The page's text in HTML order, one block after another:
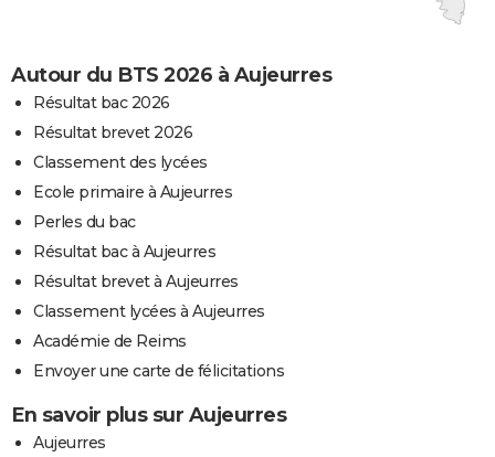
Autour du BTS 2026 à Aujeurres
Résultat bac 2026
Résultat brevet 2026
Classement des lycées
Ecole primaire à Aujeurres
Perles du bac
Résultat bac à Aujeurres
Résultat brevet à Aujeurres
Classement lycées à Aujeurres
Académie de Reims
Envoyer une carte de félicitations
En savoir plus sur Aujeurres
Aujeurres